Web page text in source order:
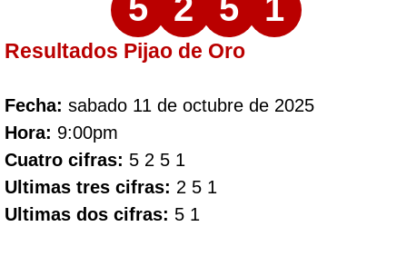
5 2 5 1
Resultados Pijao de Oro
Fecha: sabado 11 de octubre de 2025
Hora: 9:00pm
Cuatro cifras: 5 2 5 1
Ultimas tres cifras: 2 5 1
Ultimas dos cifras: 5 1